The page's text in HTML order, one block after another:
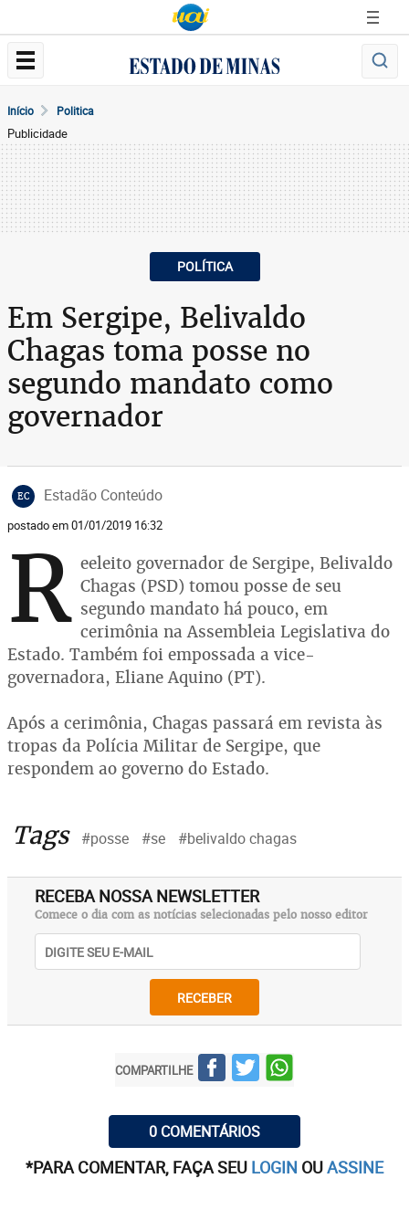
Início Politica
Publicidade
POLÍTICA
Em Sergipe, Belivaldo
Chagas toma posse no
segundo mandato como
governador
EC Estadão Conteúdo
postado em 01/01/2019 16:32
R eeleito governador de Sergipe, Belivaldo
Chagas (PSD) tomou posse de seu
segundo mandato há pouco, em
cerimônia na Assembleia Legislativa do
Estado. Também foi empossada a vice-
governadora, Eliane Aquino (PT).
Após a cerimônia, Chagas passará em revista às
tropas da Polícia Militar de Sergipe, que
respondem ao governo do Estado.
Tags #posse #se #belivaldo chagas
RECEBA NOSSA NEWSLETTER
Comece o dia com as notícias selecionadas pelo nosso editor
RECEBER
COMPARTILHE
0 COMENTÁRIOS
*PARA COMENTAR, FAÇA SEU LOGIN OUASSINE